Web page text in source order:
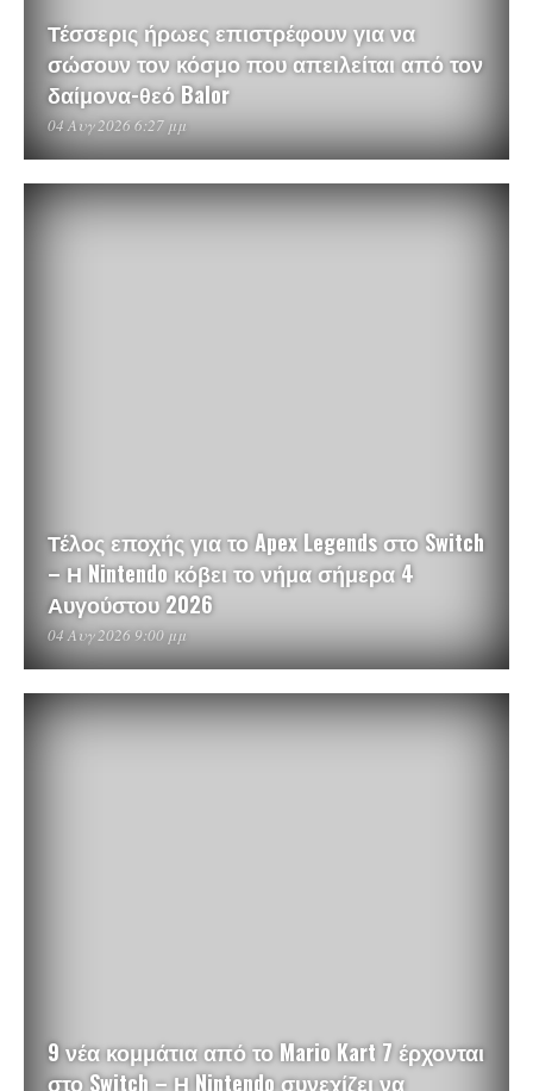
Τέσσερις ήρωες επιστρέφουν για να
σώσουν τον κόσμο που απειλείται από τον
δαίμονα-θεό Balor
04 Αυγ 2026 6:27 μμ
Τέλος εποχής για το Apex Legends στο Switch
– Η Nintendo κόβει το νήμα σήμερα 4
Αυγούστου 2026
04 Αυγ 2026 9:00 μμ
9 νέα κομμάτια από το Mario Kart 7 έρχονται
στο Switch – Η Nintendo συνεχίζει να